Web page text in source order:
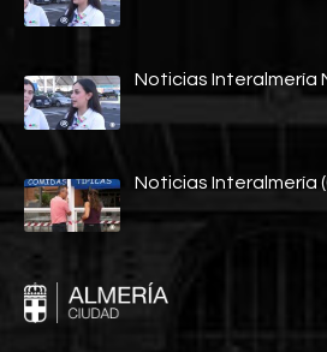
Noticias Interalmería
Noticias Interalmería